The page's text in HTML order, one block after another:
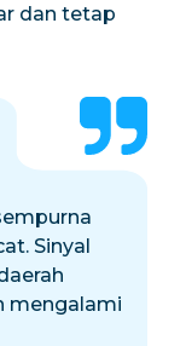
dan tetap
Sinyal
mengalami